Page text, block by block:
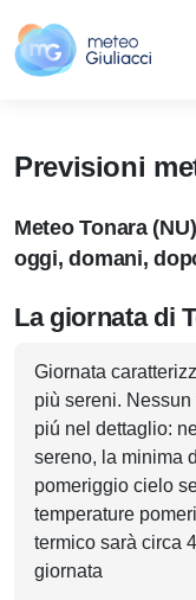
Previsioni
Meteo Tonara
oggi, domani,
La giornata di
Giornata
più sereni.
piú nel dettaglio:
sereno, la minima
pomeriggio cielo
temperature
termico sarà circa
giornata